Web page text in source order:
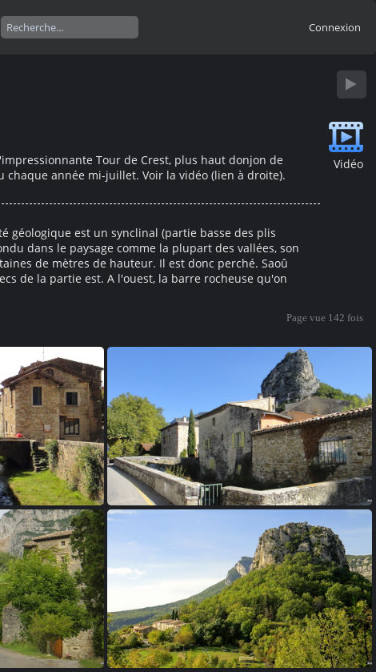
Connexion
Tour de Crest, plus haut donjon de
chaque année mi-juillet. Voir la vidéo (lien à droite).
géologique est un synclinal (partie basse des plis
dans le paysage comme la plupart des vallées, son
de mètres de hauteur. Il est donc perché. Saoû
de la partie est. A l'ouest, la barre rocheuse qu'on
Vidéo
Page vue 142 fois
04 - Saou